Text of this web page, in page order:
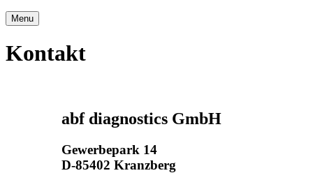
Menu
Kontakt
abf diagnostics GmbH
Gewerbepark 14
D-85402 Kranzberg